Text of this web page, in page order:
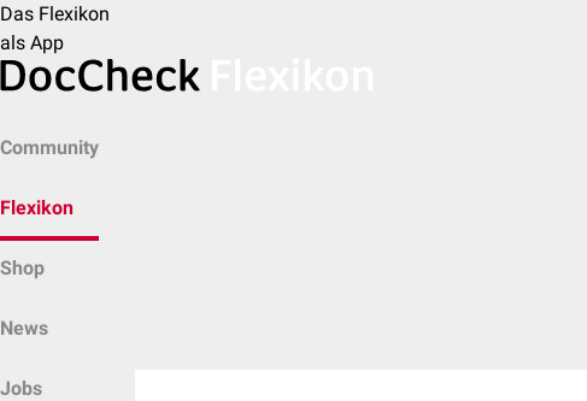
Das Flexikon
als App
Community
Flexikon
Shop
News
Jobs